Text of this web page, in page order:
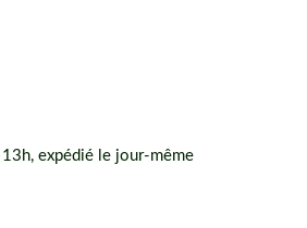
Kerwood pour amateurs avertis
GS44.
expédié le jour-même